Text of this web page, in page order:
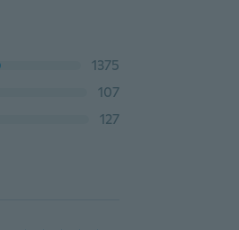
1375
107
127